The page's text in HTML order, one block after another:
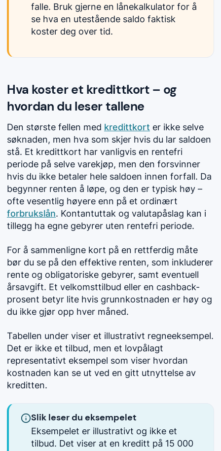
falle. Bruk gjerne en lånekalkulator for å
se hva en utestående saldo faktisk
koster deg over tid.
Hva koster et kredittkort – og
hvordan du leser tallene
Den største fellen med kredittkort er ikke selve
søknaden, men hva som skjer hvis du lar saldoen
stå. Et kredittkort har vanligvis en rentefri
periode på selve varekjøp, men den forsvinner
hvis du ikke betaler hele saldoen innen forfall. Da
begynner renten å løpe, og den er typisk høy –
ofte vesentlig høyere enn på et ordinært
forbrukslån. Kontantuttak og valutapåslag kan i
tillegg ha egne gebyrer uten rentefri periode.
For å sammenligne kort på en rettferdig måte
bør du se på den effektive renten, som inkluderer
rente og obligatoriske gebyrer, samt eventuell
årsavgift. Et velkomsttilbud eller en cashback-
prosent betyr lite hvis grunnkostnaden er høy og
du ikke gjør opp hver måned.
Tabellen under viser et illustrativt regneeksempel.
Det er ikke et tilbud, men et lovpålagt
representativt eksempel som viser hvordan
kostnaden kan se ut ved en gitt utnyttelse av
kreditten.
Slik leser du eksempelet
Eksempelet er illustrativt og ikke et
tilbud. Det viser at en kreditt på 15 000